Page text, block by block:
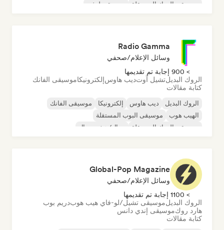
موسيقى الروك المستقلة
موسيقى لوفي
Radio Gamma
وسائل الإعلام/صحفي
> 900 إجابة تم تقديمها
الروك البديلتشيل آوتديب هاوسإلكترونيكاموسيقى الفانك
كتابة مقالات
الروك البديل ديب هاوس إلكترونيكا
موسيقى الفانك
الهيب هوب
موسيقى البوب المستقلة
موسيقى الروك المستقلة
ميتال/هيفي ميتال
Global-Pop Magazine
وسائل الإعلام/صحفي
> 1100 إجابة تم تقديمها
الروك البديلموسيقى تشيل/لو-فاي هيب هوبدريم بوب
هارد روكموسيقى إندي دانس
كتابة مقالات